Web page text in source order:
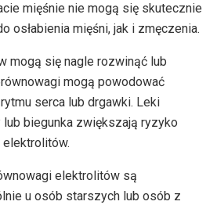
mięśnie nie mogą się skutecznie
osłabienia mięśni, jak i zmęczenia.
mogą się nagle rozwinąć lub
mogą powodować
serca lub drgawki. Leki
biegunka zwiększają ryzyko
elektrolitów są
u osób starszych lub osób z